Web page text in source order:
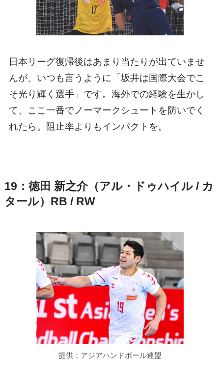
日本リーグ復帰後はあまり当たりが出ていませ
んが、いつも言うように「坂井は国際大会でこ
そ光り輝く選手」です。海外での経験を生かし
て、ここ一番でノーマークシュートを防いでく
れたら。阻止率よりもインパクトを。
19：徳田 新之介（アル・ドゥハイル / カ
タール）RB / RW
提供：アジアハンドボール連盟